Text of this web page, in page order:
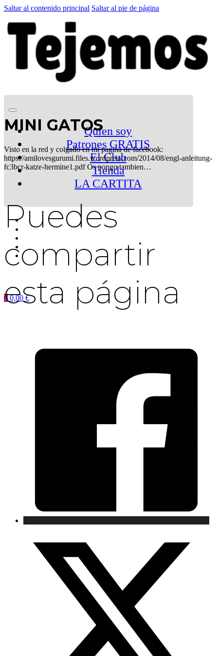
Saltar al contenido principal Saltar al pie de página
Quien soy
Patrones GRATIS
El Club
Tienda
LA CARTITA
0 0,00 €
MINI GATOS
Visto en la red y colgado en mi pagina de facebook:
https://amilovesgurumi.files.wordpress.com/2014/08/engl-anleitung-
fc3bcr-katze-hermine1.pdf Os pongo tambien…
Puedes
compartir
esta página